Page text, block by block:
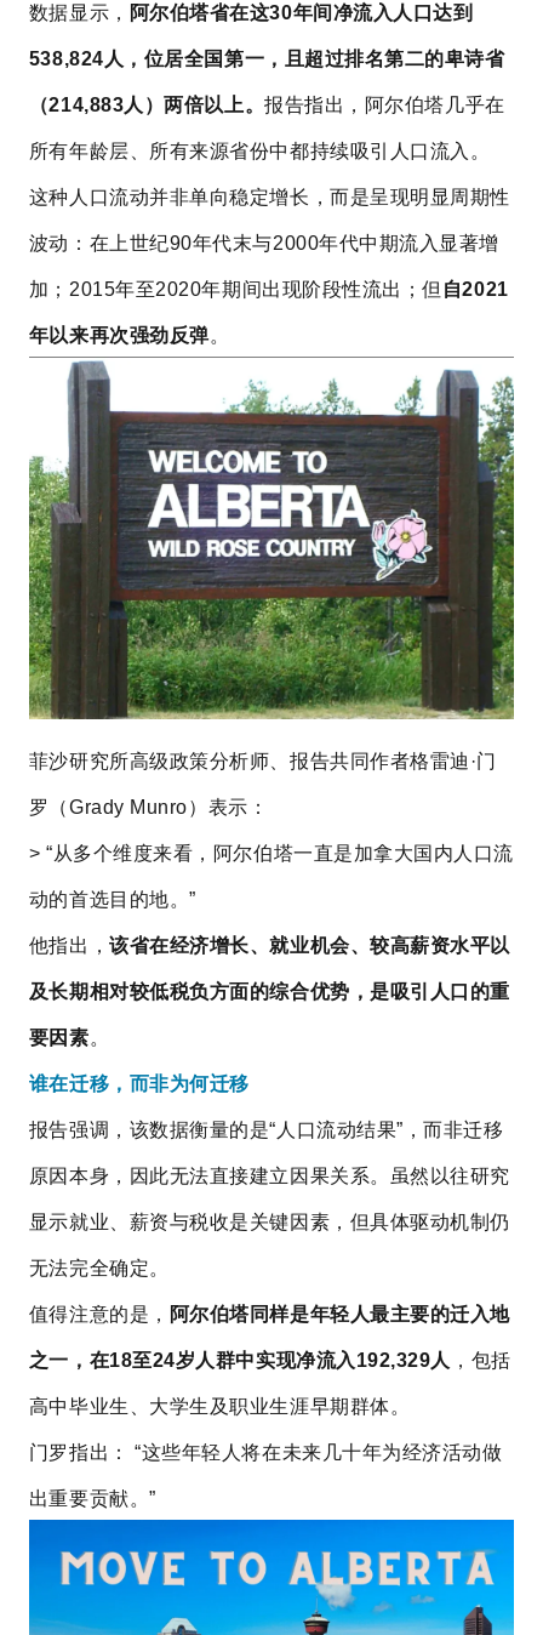
数据显示， 阿尔伯塔省在这30年间净流入人口达到
538,824人，位居全国第一，且超过排名第二的卑诗省
（214,883人）两倍以上。报告指出，阿尔伯塔几乎在
所有年龄层、所有来源省份中都持续吸引人口流入。
这种人口流动并非单向稳定增长，而是呈现明显周期性
波动：在上世纪90年代末与2000年代中期流入显著增
加；2015年至2020年期间出现阶段性流出；但 自2021
年以来再次强劲反弹。
菲沙研究所高级政策分析师、报告共同作者格雷迪·门
罗（Grady Munro）表示：
> “从多个维度来看，阿尔伯塔一直是加拿大国内人口流
动的首选目的地。”
他指出，该省在经济增长、就业机会、较高薪资水平以
及长期相对较低税负方面的综合优势，是吸引人口的重
要因素。
谁在迁移，而非为何迁移
报告强调，该数据衡量的是“人口流动结果”，而非迁移
原因本身，因此无法直接建立因果关系。虽然以往研究
显示就业、薪资与税收是关键因素，但具体驱动机制仍
无法完全确定。
值得注意的是， 阿尔伯塔同样是年轻人最主要的迁入地
之一，在18至24岁人群中实现净流入192,329人 ，包括
高中毕业生、大学生及职业生涯早期群体。
门罗指出： “这些年轻人将在未来几十年为经济活动做
出重要贡献。”